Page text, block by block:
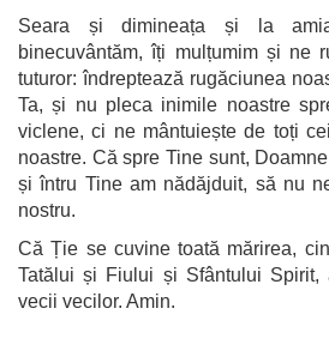
Seara și dimineața și la
binecuvântăm, îți mulțumim și ne
tuturor: îndreptează rugăciunea
Ta, și nu pleca inimile noastre
viclene, ci ne mântuiește de toți
noastre. Că spre Tine sunt,
și întru Tine am nădăjduit, să nu
nostru.
Că Ție se cuvine toată mărirea,
Tatălui și Fiului și Sfântului
vecii vecilor. Amin.